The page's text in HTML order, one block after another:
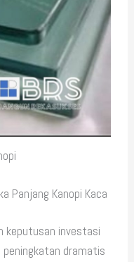
Panjang Kanopi Kaca
keputusan investasi
peningkatan dramatis